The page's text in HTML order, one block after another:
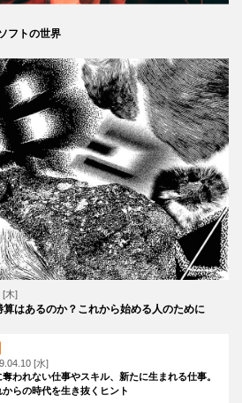
フトの世界
[木]
はあるのか？これから始める人のために
[水]
奪われない仕事やスキル、新たに生まれる仕事。
からの時代を生き抜くヒント